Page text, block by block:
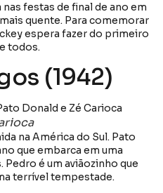
festas de final de ano em
quente. Para comemorar
espera fazer do primeiro
todos.
(1942)
na América do Sul. Pato
que embarca em uma
é um aviãozinho que
terrível tempestade.